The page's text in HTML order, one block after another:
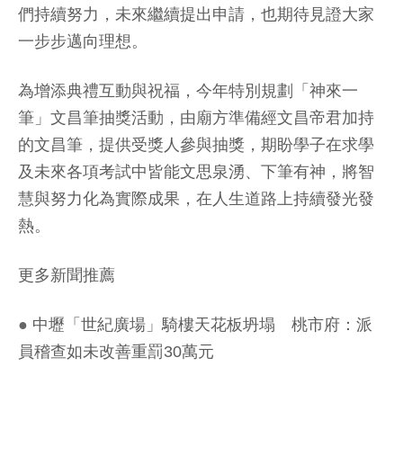
們持續努力，未來繼續提出申請，也期待見證大家
一步步邁向理想。
為增添典禮互動與祝福，今年特別規劃「神來一
筆」文昌筆抽獎活動，由廟方準備經文昌帝君加持
的文昌筆，提供受獎人參與抽獎，期盼學子在求學
及未來各項考試中皆能文思泉湧、下筆有神，將智
慧與努力化為實際成果，在人生道路上持續發光發
熱。
更多新聞推薦
● 中壢「世紀廣場」騎樓天花板坍塌 桃市府：派
員稽查如未改善重罰30萬元